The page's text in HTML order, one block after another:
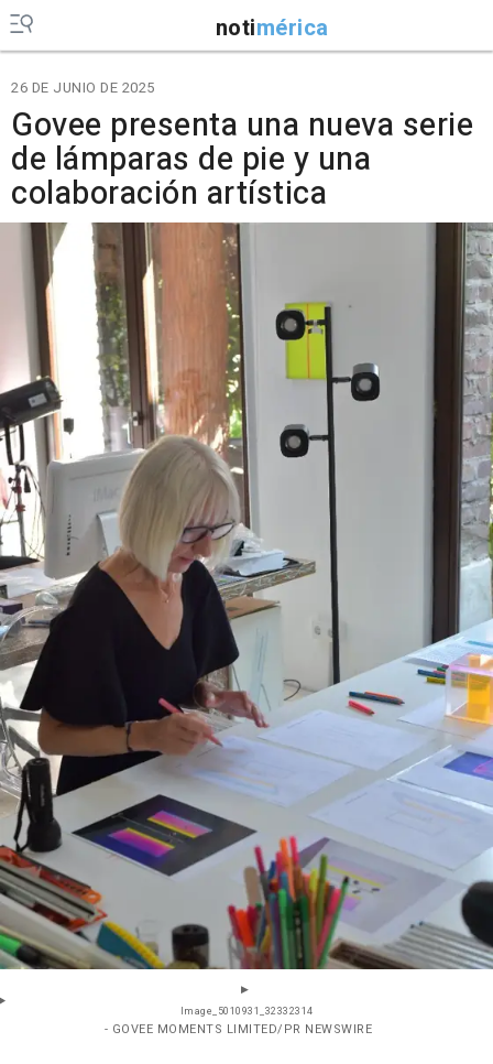
notimérica
26 DE JUNIO DE 2025
Govee presenta una nueva serie
de lámparas de pie y una
colaboración artística
Image_5010931_32332314
- GOVEE MOMENTS LIMITED/PR NEWSWIRE